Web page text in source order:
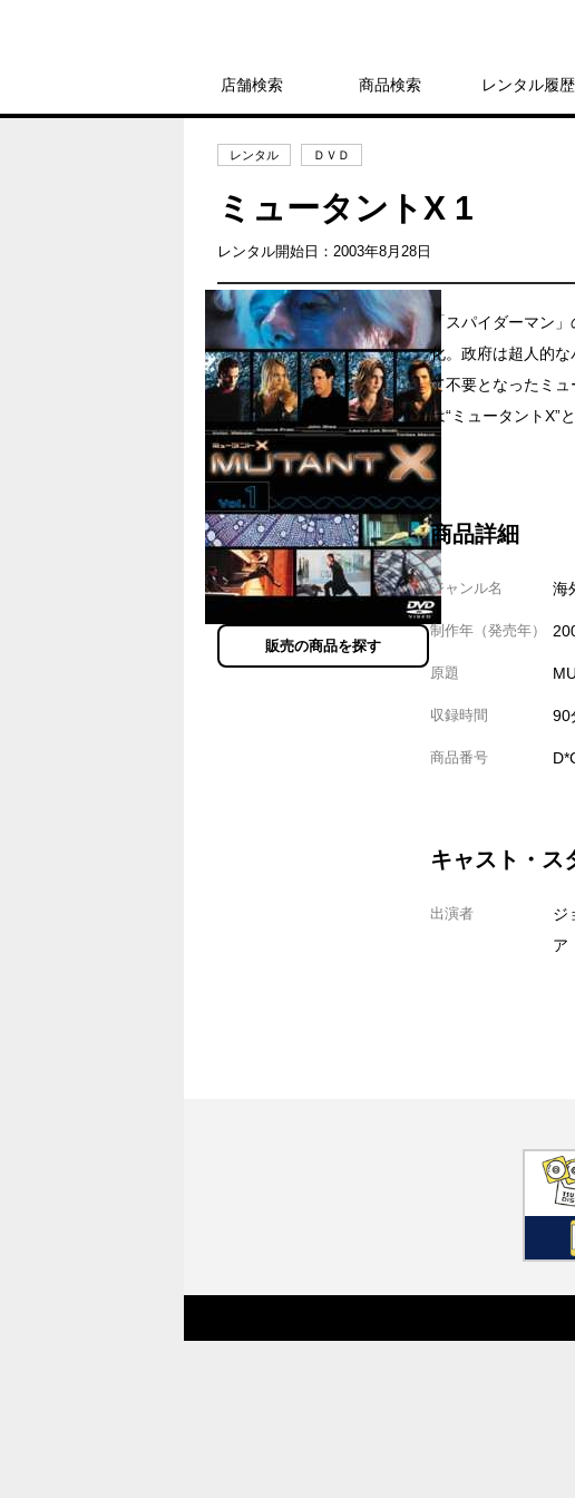
店舗検索 商品検索 レンタル履歴
レンタル ＤＶＤ
ミュータントX 1
レンタル開始日：2003年8月28日
販売の商品を探す
「スパイダーマン
化。政府は超人的
て不要となったミ
は“ミュータントX”
商品詳細
ジャンル名 海
制作年（発売年）
原題
収録時間 90
商品番号
キャスト・ス
出演者
ジ
ア